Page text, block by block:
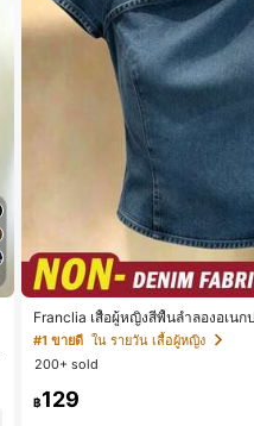
Franclia เสื้อผู้หญิงสีพื้นลำลองอเนก
จำวัน
#1 ขายดี ใน รายวัน เสื้อผู้หญิง
200+ sold
฿129